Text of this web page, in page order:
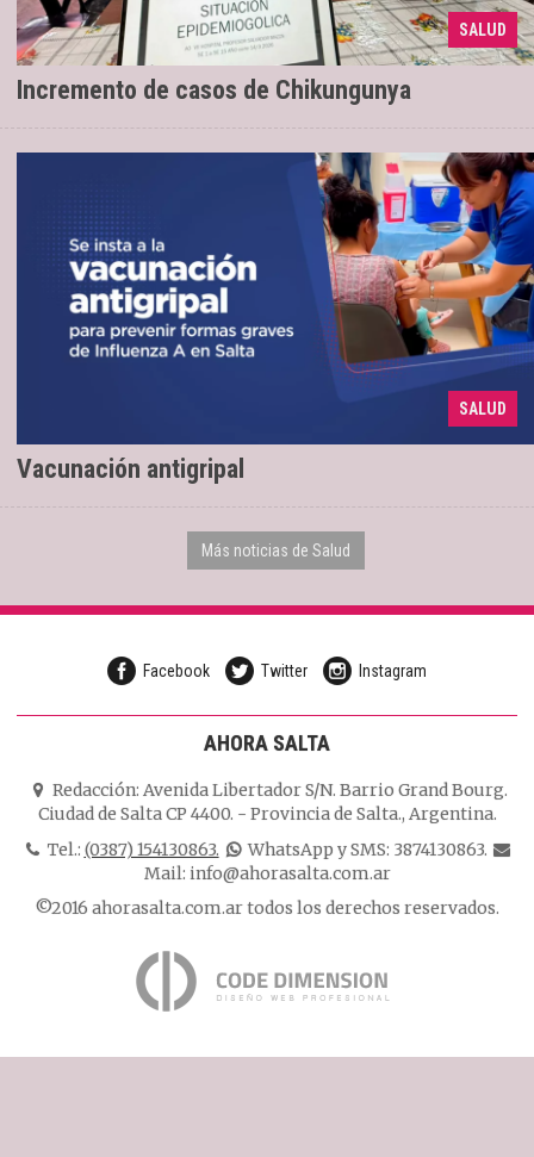
SALUD
Incremento de casos de Chikungunya
17/04/2026
Con un total de 810 casos confirmados
en la provincia
SALUD
Vacunación antigripal
Para prevenir formas graves de Influenza
Más noticias de Salud
Facebook Twitter Instagram
AHORA SALTA
Redacción: Avenida Libertador S/N. Barrio Grand Bourg.
Ciudad de Salta CP 4400. - Provincia de Salta., Argentina.
Tel.: (0387) 154130863.
WhatsApp y SMS: 3874130863.
Mail: info@ahorasalta.com.ar
©2016 ahorasalta.com.ar todos los derechos reservados.